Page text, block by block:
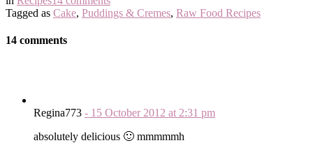
Tagged as Cake, Puddings & Cremes, Raw Food Recipes
14 comments
Regina773 - 15 October 2012 at 2:31 pm
absolutely delicious 🙂 mmmmmh